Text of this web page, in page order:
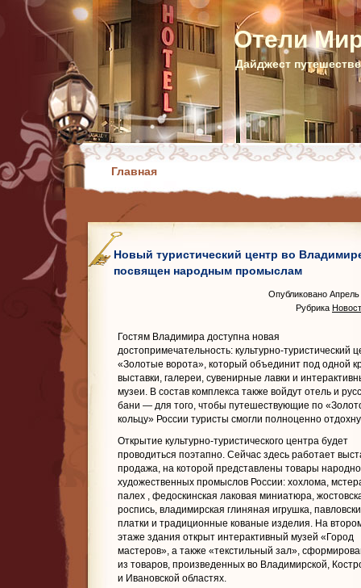
Отели
Дайджест
Главная
Новый туристический центр во
посвящен народным промыслам
Опубликовано
Рубрика
Гостям Владимира доступна новая
достопримечательность: культурно-туристический
«Золотые ворота», который объединит под одной
выставки, галереи, сувенирные лавки и
музеи. В состав комплекса также войдут отель и
бани — для того, чтобы путешествующие по
кольцу» России туристы смогли полноценно
Открытие культурно-туристического центра будет
проводиться поэтапно. Сейчас здесь работает
продажа, на которой представлены товары
художественных промыслов России: хохлома,
палех , федоскинская лаковая миниатюра,
роспись, владимирская глиняная игрушка,
платки и традиционные кованые изделия. На
этаже здания открыт интерактивный музей «Город
мастеров», а также «текстильный зал»,
из товаров, произведенных во Владимирской,
и Ивановской областях.